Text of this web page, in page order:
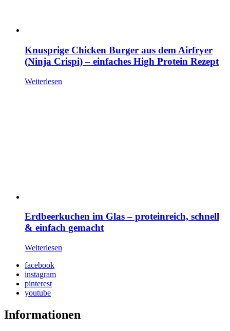
Knusprige Chicken Burger aus dem Airfryer
(Ninja Crispi) – einfaches High Protein Rezept
Weiterlesen
Erdbeerkuchen im Glas – proteinreich, schnell
& einfach gemacht
Weiterlesen
facebook
instagram
pinterest
youtube
Informationen